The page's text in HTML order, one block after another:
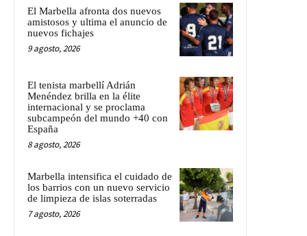
El Marbella afronta dos nuevos
amistosos y ultima el anuncio de
nuevos fichajes
9 agosto, 2026
El tenista marbellí Adrián
Menéndez brilla en la élite
internacional y se proclama
subcampeón del mundo +40 con
España
8 agosto, 2026
Marbella intensifica el cuidado de
los barrios con un nuevo servicio
de limpieza de islas soterradas
7 agosto, 2026